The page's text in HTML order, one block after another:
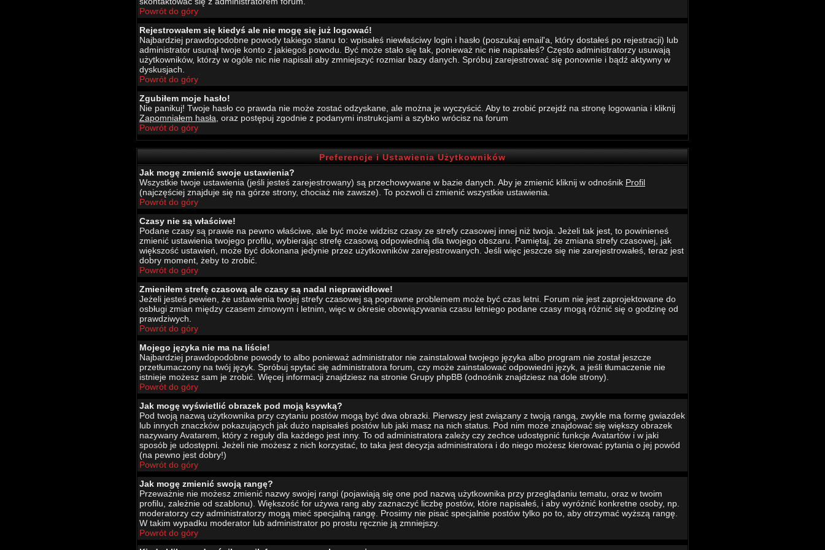
Powrót do góry
Rejestrowałem się kiedyś ale nie mogę się już logować!
Najbardziej prawdopodobne powody takiego stanu to: wpisałeś niewłaściwy login i hasło (poszukaj email'a, który dostałeś po rejestracji) lub
administrator usunął twoje konto z jakiegoś powodu. Być może stało się tak, ponieważ nic nie napisałeś? Często administratorzy usuwają
użytkowników, którzy w ogóle nic nie napisali aby zmniejszyć rozmiar bazy danych. Spróbuj zarejestrować się ponownie i bądź aktywny w
dyskusjach.
Powrót do góry
Zgubiłem moje hasło!
Nie panikuj! Twoje hasło co prawda nie może zostać odzyskane, ale można je wyczyścić. Aby to zrobić przejdź na stronę logowania i kliknij
Zapomniałem hasła , oraz postępuj zgodnie z podanymi instrukcjami a szybko wrócisz na forum
Powrót do góry
Preferencje i Ustawienia Użytkowników
Jak mogę zmienić swoje ustawienia?
Wszystkie twoje ustawienia (jeśli jesteś zarejestrowany) są przechowywane w bazie danych. Aby je zmienić kliknij w odnośnik Profil
(najczęściej znajduje się na górze strony, chociaż nie zawsze). To pozwoli ci zmienić wszystkie ustawienia.
Powrót do góry
Czasy nie są właściwe!
Podane czasy są prawie na pewno właściwe, ale być może widzisz czasy ze strefy czasowej innej niż twoja. Jeżeli tak jest, to powinieneś
zmienić ustawienia twojego profilu, wybierając strefę czasową odpowiednią dla twojego obszaru. Pamiętaj, że zmiana strefy czasowej, jak
większość ustawień, może być dokonana jedynie przez użytkowników zarejestrowanych. Jeśli więc jeszcze się nie zarejestrowałeś, teraz jest
dobry moment, żeby to zrobić.
Powrót do góry
Zmieniłem strefę czasową ale czasy są nadal nieprawidłowe!
Jeżeli jesteś pewien, że ustawienia twojej strefy czasowej są poprawne problemem może być czas letni. Forum nie jest zaprojektowane do
osbługi zmian między czasem zimowym i letnim, więc w okresie obowiązywania czasu letniego podane czasy mogą różnić się o godzinę od
prawdziwych.
Powrót do góry
Mojego języka nie ma na liście!
Najbardziej prawdopodobne powody to albo ponieważ administrator nie zainstalował twojego języka albo program nie został jeszcze
przetłumaczony na twój język. Spróbuj spytać się administratora forum, czy może zainstalować odpowiedni język, a jeśli tłumaczenie nie
istnieje możesz sam je zrobić. Więcej informacji znajdziesz na stronie Grupy phpBB (odnośnik znajdziesz na dole strony).
Powrót do góry
Jak mogę wyświetlić obrazek pod moją ksywką?
Pod twoją nazwą użytkownika przy czytaniu postów mogą być dwa obrazki. Pierwszy jest związany z twoją rangą, zwykle ma formę gwiazdek
lub innych znaczków pokazujących jak dużo napisałeś postów lub jaki masz na nich status. Pod nim może znajdować się większy obrazek
nazywany Avatarem, który z reguły dla każdego jest inny. To od administratora zależy czy zechce udostępnić funkcje Avatartów i w jaki
sposób je udostępni. Jeżeli nie możesz z nich korzystać, to taka jest decyzja administratora i do niego możesz kierować pytania o jej powód
(na pewno jest dobry!)
Powrót do góry
Jak mogę zmienić swoją rangę?
Przeważnie nie możesz zmienić nazwy swojej rangi (pojawiają się one pod nazwą użytkownika przy przeglądaniu tematu, oraz w twoim
profilu, zależnie od szablonu). Większość for używa rang aby zaznaczyć liczbę postów, które napisałeś, i aby wyróżnić konkretne osoby, np.
moderatorzy czy administratorzy mogą mieć specjalną rangę. Prosimy nie pisać specjalnie postów tylko po to, aby otrzymać wyższą rangę.
W takim wypadku moderator lub administrator po prostu ręcznie ją zmniejszy.
Powrót do góry